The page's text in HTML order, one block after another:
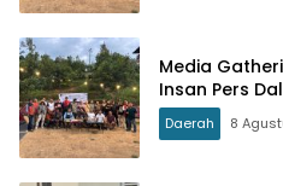
Media
Insan Pers
Daerah 8